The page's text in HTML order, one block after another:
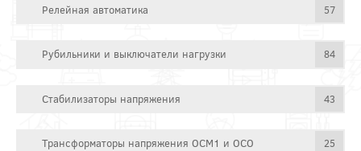
Релейная автоматика 57
Рубильники и выключатели нагрузки 84
Стабилизаторы напряжения 43
Трансформаторы напряжения ОСМ1 и ОСО 25